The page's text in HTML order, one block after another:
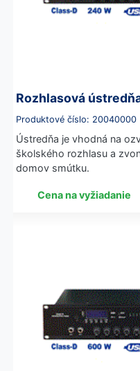
Rozhlasová
Produktové číslo: 20040000
Ústredňa je vhodná na
školského rozhlasu a
domov smútku.
Cena na vyžiadanie